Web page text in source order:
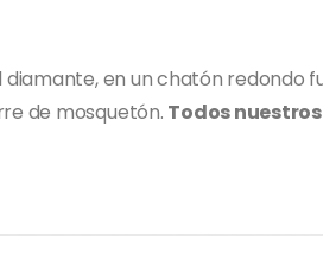
en un chatón redondo
de mosquetón. Todos